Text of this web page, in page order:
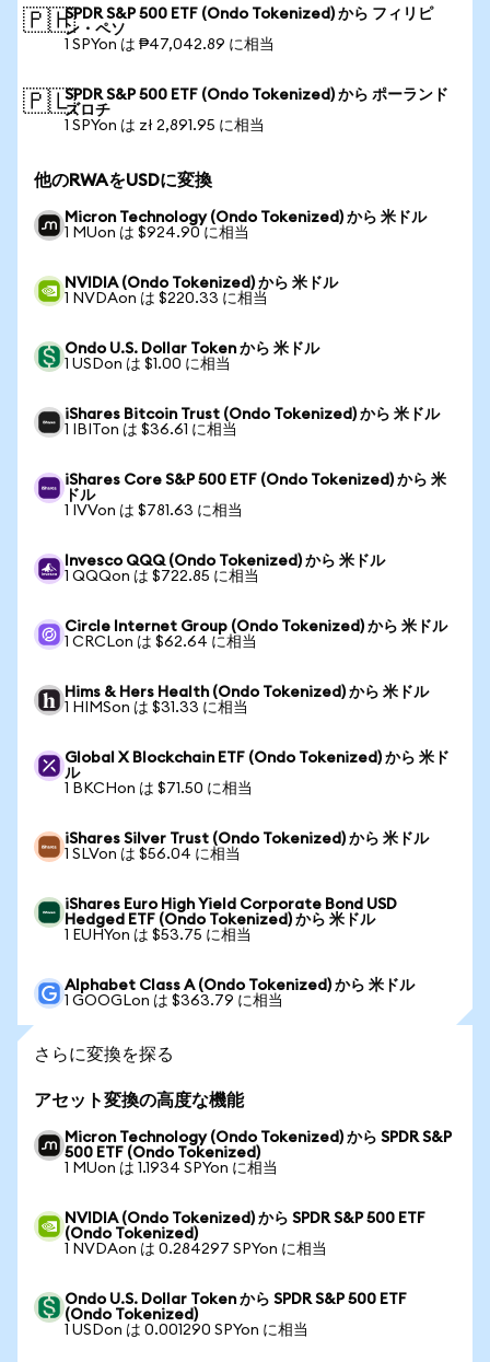
🇵🇭SPDR S&P 500 ETF (Ondo Tokenized) から フィリピ
ン・ペソ
1 SPYon は ₱47,042.89 に相当
🇵🇱SPDR S&P 500 ETF (Ondo Tokenized) から ポーランド
ズロチ
1 SPYon は zł 2,891.95 に相当
他のRWAをUSDに変換
Micron Technology (Ondo Tokenized) から 米ドル
1 MUon は $924.90 に相当
NVIDIA (Ondo Tokenized) から 米ドル
1 NVDAon は $220.33 に相当
Ondo U.S. Dollar Token から 米ドル
1 USDon は $1.00 に相当
iShares Bitcoin Trust (Ondo Tokenized) から 米ドル
1 IBITon は $36.61 に相当
iShares Core S&P 500 ETF (Ondo Tokenized) から 米
ドル
1 IVVon は $781.63 に相当
Invesco QQQ (Ondo Tokenized) から 米ドル
1 QQQon は $722.85 に相当
Circle Internet Group (Ondo Tokenized) から 米ドル
1 CRCLon は $62.64 に相当
Hims & Hers Health (Ondo Tokenized) から 米ドル
1 HIMSon は $31.33 に相当
Global X Blockchain ETF (Ondo Tokenized) から 米ド
ル
1 BKCHon は $71.50 に相当
iShares Silver Trust (Ondo Tokenized) から 米ドル
1 SLVon は $56.04 に相当
iShares Euro High Yield Corporate Bond USD
Hedged ETF (Ondo Tokenized) から 米ドル
1 EUHYon は $53.75 に相当
Alphabet Class A (Ondo Tokenized) から 米ドル
1 GOOGLon は $363.79 に相当
さらに変換を探る
アセット変換の高度な機能
Micron Technology (Ondo Tokenized) から SPDR S&P
500 ETF (Ondo Tokenized)
1 MUon は 1.1934 SPYon に相当
NVIDIA (Ondo Tokenized) から SPDR S&P 500 ETF
(Ondo Tokenized)
1 NVDAon は 0.284297 SPYon に相当
Ondo U.S. Dollar Token から SPDR S&P 500 ETF
(Ondo Tokenized)
1 USDon は 0.001290 SPYon に相当